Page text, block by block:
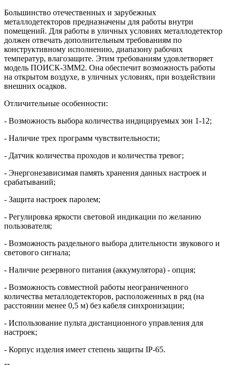
Большинство отечественных и зарубежных
металлодетекторов предназначены для работы внутри
помещений. Для работы в уличных условиях металлодетектор
должен отвечать дополнительным требованиям по
конструктивному исполнению, диапазону рабочих
температур, влагозащите. Этим требованиям удовлетворяет
модель ПОИСК-3ММ2. Она обеспечит возможность работы
на открытом воздухе, в уличных условиях, при воздействии
внешних осадков.
Отличительные особенности:
- Возможность выбора количества индицируемых зон 1-12;
- Наличие трех программ чувствительности;
- Датчик количества проходов и количества тревог;
- Энергонезависимая память хранения данных настроек и
срабатываний;
- Защита настроек паролем;
- Регулировка яркости световой индикации по желанию
пользователя;
- Возможность раздельного выбора длительности звукового и
светового сигнала;
- Наличие резервного питания (аккумулятора) - опция;
- Возможность совместной работы неограниченного
количества металлодетекторов, расположенных в ряд (на
расстоянии менее 0,5 м) без кабеля синхронизации;
- Использование пульта дистанционного управления для
настроек;
- Корпус изделия имеет степень защиты IP-65.